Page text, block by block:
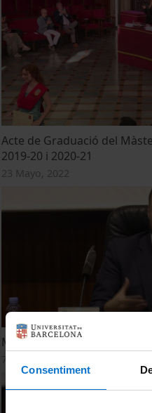
Consentiment
Acte de Graduació del
2019-20 i 2020-21
23 Mayo, 2022
Mesa redonda 2ª parte